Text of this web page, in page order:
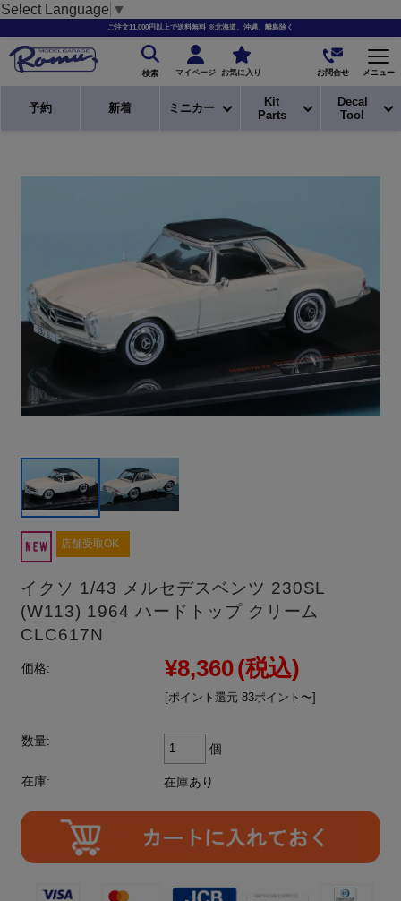
Select Language ▼
ご注文11,000円以上で送料無料 ※北海道、沖縄、離島除く
検索 マイページ お気に入り お問合せ メニュー
予約 新着 ミニカー
Kit
Parts
Decal
Tool
店舗受取OK
イクソ 1/43 メルセデスベンツ 230SL
(W113) 1964 ハードトップ クリーム
CLC617N
価格: ¥8,360(税込)
[ポイント還元 83ポイント〜]
数量:
個
在庫: 在庫あり